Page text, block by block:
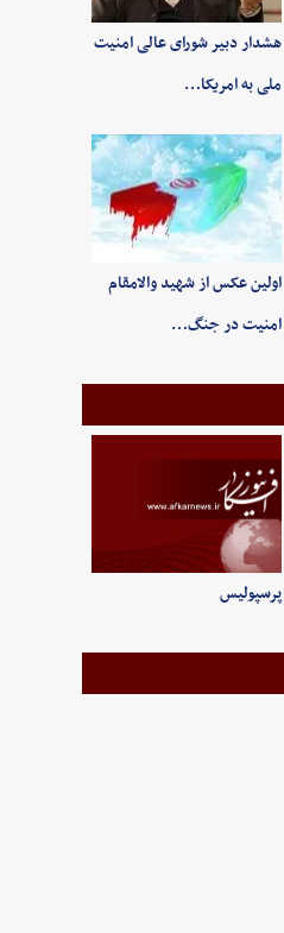
هشدار دبیر شورای عالی امنیت
ملی به امریکا…
اولین عکس از شهید والامقام
امنیت در جنگ…
پرسپولیس